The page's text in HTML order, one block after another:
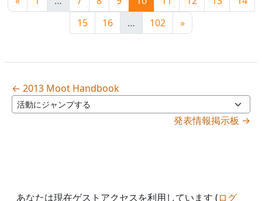
15ページ 15
16ページ 16
… 102ページ 102
»次のページ
← 2013 Moot Handbook
活動にジャンプする
発表情報掲示板 →
あなたは現在ゲストアクセスを利用しています (ログ